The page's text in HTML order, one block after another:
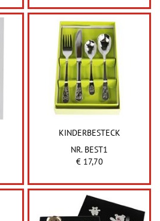
KINDERBESTECK
NR. BEST1
€ 17,70